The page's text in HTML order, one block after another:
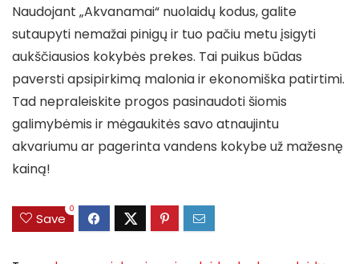
Naudojant „Akvanamai“ nuolaidų kodus, galite
sutaupyti nemažai pinigų ir tuo pačiu metu įsigyti
aukščiausios kokybės prekes. Tai puikus būdas
paversti apsipirkimą malonia ir ekonomiška patirtimi.
Tad nepraleiskite progos pasinaudoti šiomis
galimybėmis ir mėgaukitės savo atnaujintu
akvariumu ar pagerinta vandens kokybe už mažesnę
kainą!
Save
0